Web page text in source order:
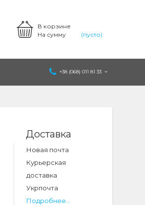
В корзине
На сумму
(пусто)
+38 (068) 011 81 33
Доставка
Новая почта
Курьерская
доставка
Укрпочта
Подробнее...